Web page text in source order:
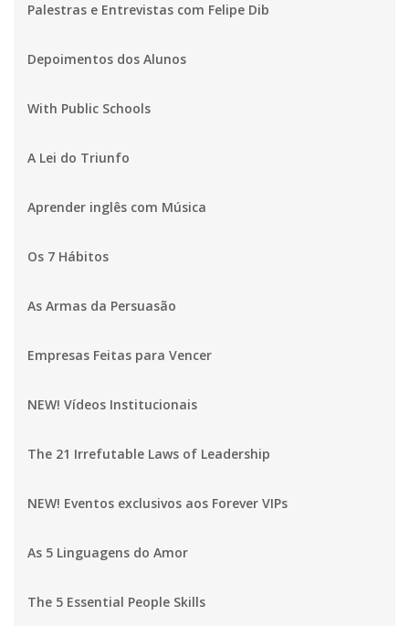
Palestras e Entrevistas com Felipe Dib
Depoimentos dos Alunos
With Public Schools
A Lei do Triunfo
Aprender inglês com Música
Os 7 Hábitos
As Armas da Persuasão
Empresas Feitas para Vencer
NEW! Vídeos Institucionais
The 21 Irrefutable Laws of Leadership
NEW! Eventos exclusivos aos Forever VIPs
As 5 Linguagens do Amor
The 5 Essential People Skills